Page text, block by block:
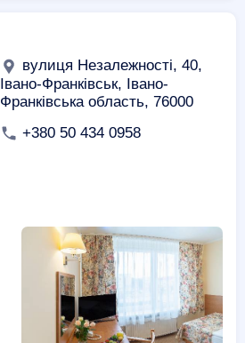
вулиця Незалежності, 40,
Івано-Франківськ, Івано-
Франківська область, 76000
+380 50 434 0958